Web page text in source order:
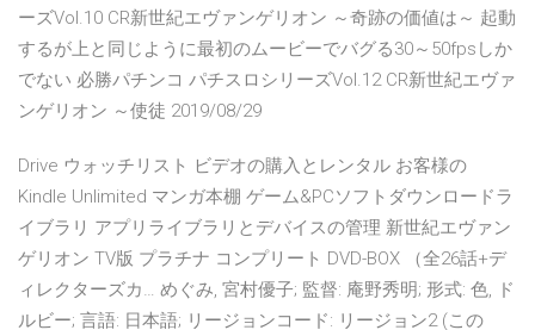
ーズVol.10 CR新世紀エヴァンゲリオン ～奇跡の価値は～ 起動
するが上と同じように最初のムービーでバグる30～50fpsしか
でない 必勝パチンコ パチスロシリーズVol.12 CR新世紀エヴァ
ンゲリオン ～使徒 2019/08/29
Drive ウォッチリスト ビデオの購入とレンタル お客様の
Kindle Unlimited マンガ本棚 ゲーム&PCソフトダウンロードラ
イブラリ アプリライブラリとデバイスの管理 新世紀エヴァン
ゲリオン TV版 プラチナ コンプリート DVD-BOX （全26話+デ
ィレクターズカ… めぐみ, 宮村優子; 監督: 庵野秀明; 形式: 色, ド
ルビー; 言語: 日本語; リージョンコード: リージョン2 (この